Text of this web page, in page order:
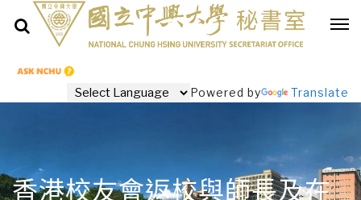
Powered by Translate
香港校友會返校與師長及在